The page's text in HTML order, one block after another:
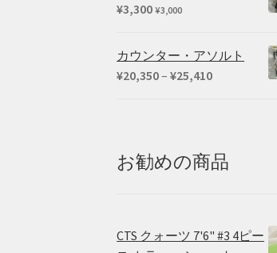
¥3,300 ¥3,000
カウンター・アソルト
¥20,350–¥25,410価
–
¥25,410
お勧めの商品
CTS クォーツ 7'6" #3 4ピー